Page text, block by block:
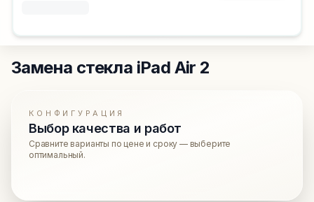
Замена стекла iPad Air 2
КОНФИГУРАЦИЯ
Выбор качества и работ
Сравните варианты по цене и сроку — выберите
оптимальный.